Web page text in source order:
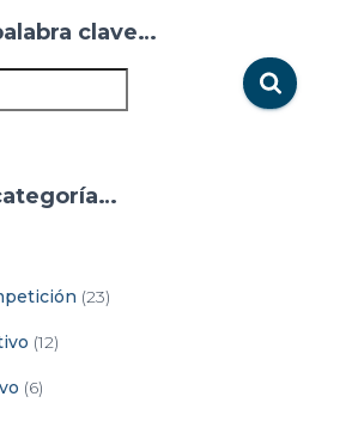
clave…
(23)
(12)
(6)